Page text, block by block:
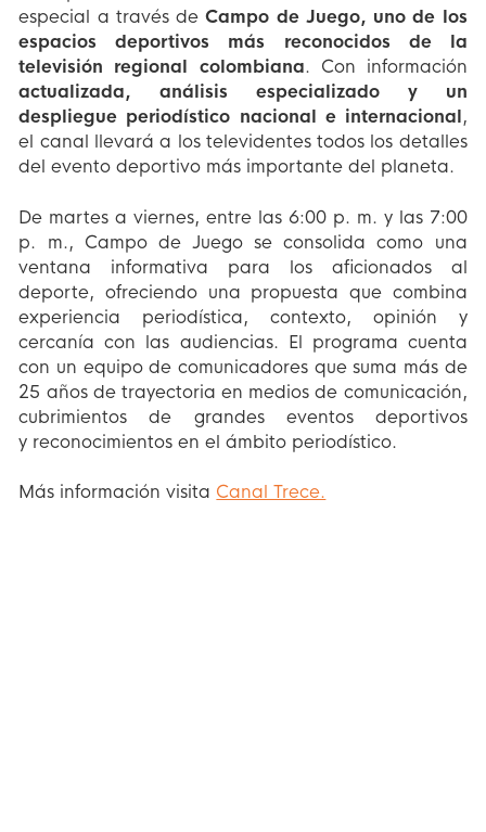
especial a través deCampo de Juego, uno de los
espacios deportivos más reconocidos de la
televisión regional colombiana. Con información
actualizada, análisis especializado y un
despliegue periodístico nacional e internacional,
el canal llevará a los televidentes todos los detalles
del evento deportivo más importante del planeta.
De martes a viernes, entre las 6:00 p. m. y las 7:00
p. m., Campo de Juego se consolida como una
ventana informativa para los aficionados al
deporte, ofreciendo una propuesta que combina
experiencia periodística, contexto, opinión y
cercanía con las audiencias. El programa cuenta
con un equipo de comunicadores que suma más de
25 años de trayectoria en medios de comunicación,
cubrimientos de grandes eventos deportivos
y reconocimientos en el ámbito periodístico.
Más información visita Canal Trece.